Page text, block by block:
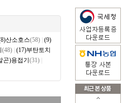
산소호스(58) (9)
(48) (17)부탄토치
곤)용접기 (31)